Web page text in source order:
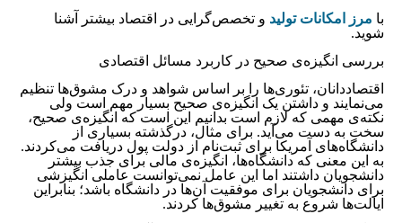
با مرز امکانات تولید و تخصص‌گرایی در اقتصاد بیشتر آشنا
شوید.
بررسی انگیزه‌ی صحیح در کاربرد مسائل اقتصادی
اقتصاددانان، تئوری‌ها را بر اساس شواهد و درک مشوق‌ها تنظیم
می‌نمایند و داشتن یک انگیزه‌ی صحیح بسیار مهم است ولی
نکته‌ی مهمی که لازم است بدانیم این است که انگیزه‌ی صحیح،
سخت به دست می‌آید. برای مثال، درگذشته بسیاری از
دانشگاه‌های آمریکا برای ثبت‌نام از دولت پول دریافت می‌کردند.
به این معنی که دانشگاه‌ها، انگیزه‌ی مالی برای جذب بیشتر
دانشجویان داشتند اما این عامل نمی‌توانست عاملی انگیزشی
برای دانشجویان برای موفقیت آن‌ها در دانشگاه باشد؛ بنابراین
ایالت‌ها شروع به تغییر مشوق‌ها کردند.